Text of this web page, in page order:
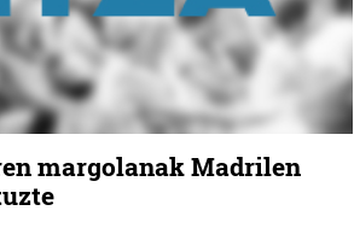
margolanak Madrilen